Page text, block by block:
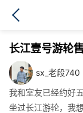
长江壹号游轮
sx_老段740
我和室友已经约好
坐过长江游轮，我